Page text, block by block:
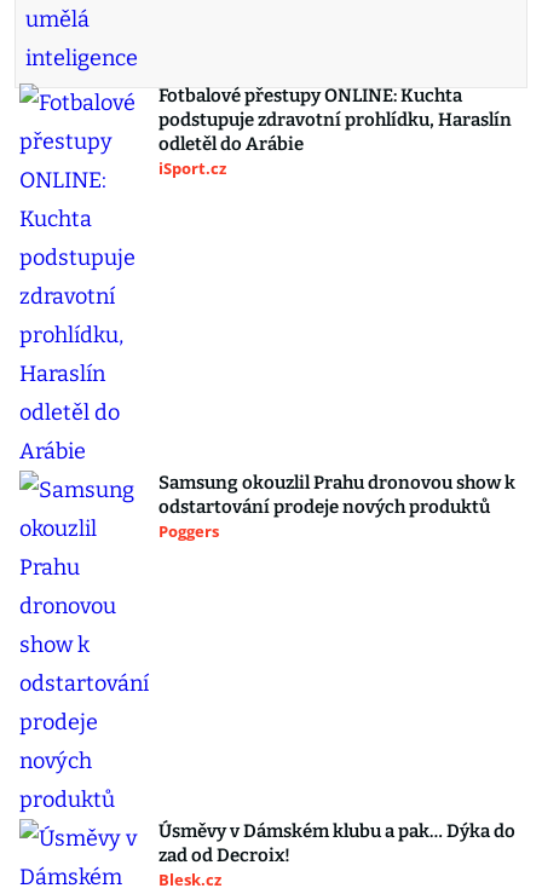
Fotbalové přestupy ONLINE: Kuchta
podstupuje zdravotní prohlídku, Haraslín
odletěl do Arábie
iSport.cz
Samsung okouzlil Prahu dronovou show k
odstartování prodeje nových produktů
Poggers
Úsměvy v Dámském klubu a pak… Dýka do
zad od Decroix!
Blesk.cz